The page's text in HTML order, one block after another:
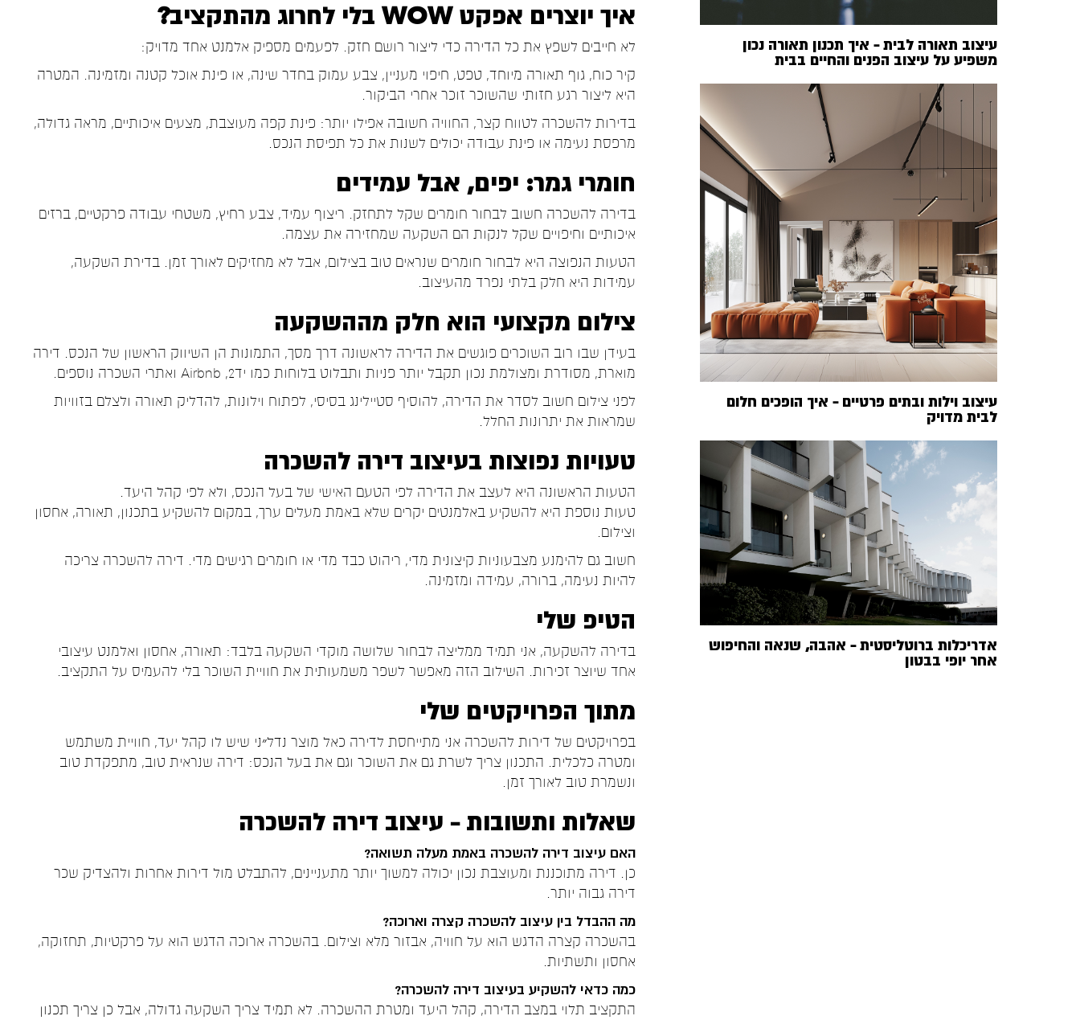
עיצוב תאורה לבית – איך תכנון תאורה נכון
משפיע על עיצוב הפנים והחיים בבית
עיצוב וילות ובתים פרטיים – איך הופכים חלום
לבית מדויק
אדריכלות ברוטליסטית – אהבה, שנאה והחיפוש
אחר יופי בבטון
איך יוצרים אפקט WOW בלי לחרוג מהתקציב?
לא חייבים לשפץ את כל הדירה כדי ליצור רושם חזק. לפעמים מספיק אלמנט אחד מדויק:
קיר כוח, גוף תאורה מיוחד, טפט, חיפוי מעניין, צבע עמוק בחדר שינה, או פינת אוכל קטנה ומזמינה. המטרה
היא ליצור רגע חזותי שהשוכר זוכר אחרי הביקור.
בדירות להשכרה לטווח קצר, החוויה חשובה אפילו יותר: פינת קפה מעוצבת, מצעים איכותיים, מראה גדולה,
מרפסת נעימה או פינת עבודה יכולים לשנות את כל תפיסת הנכס.
חומרי גמר: יפים, אבל עמידים
בדירה להשכרה חשוב לבחור חומרים שקל לתחזק. ריצוף עמיד, צבע רחיץ, משטחי עבודה פרקטיים, ברזים
איכותיים וחיפויים שקל לנקות הם השקעה שמחזירה את עצמה.
הטעות הנפוצה היא לבחור חומרים שנראים טוב בצילום, אבל לא מחזיקים לאורך זמן. בדירת השקעה,
עמידות היא חלק בלתי נפרד מהעיצוב.
צילום מקצועי הוא חלק מההשקעה
בעידן שבו רוב השוכרים פוגשים את הדירה לראשונה דרך מסך, התמונות הן השיווק הראשון של הנכס. דירה
מוארת, מסודרת ומצולמת נכון תקבל יותר פניות ותבלוט בלוחות כמו יד2, Airbnb ואתרי השכרה נוספים.
לפני צילום חשוב לסדר את הדירה, להוסיף סטיילינג בסיסי, לפתוח וילונות, להדליק תאורה ולצלם בזוויות
שמראות את יתרונות החלל.
טעויות נפוצות בעיצוב דירה להשכרה
הטעות הראשונה היא לעצב את הדירה לפי הטעם האישי של בעל הנכס, ולא לפי קהל היעד.
טעות נוספת היא להשקיע באלמנטים יקרים שלא באמת מעלים ערך, במקום להשקיע בתכנון, תאורה, אחסון
וצילום.
חשוב גם להימנע מצבעוניות קיצונית מדי, ריהוט כבד מדי או חומרים רגישים מדי. דירה להשכרה צריכה
להיות נעימה, ברורה, עמידה ומזמינה.
הטיפ שלי
בדירה להשקעה, אני תמיד ממליצה לבחור שלושה מוקדי השקעה בלבד: תאורה, אחסון ואלמנט עיצובי
אחד שיוצר זכירות. השילוב הזה מאפשר לשפר משמעותית את חוויית השוכר בלי להעמיס על התקציב.
מתוך הפרויקטים שלי
בפרויקטים של דירות להשכרה אני מתייחסת לדירה כאל מוצר נדל״ני שיש לו קהל יעד, חוויית משתמש
ומטרה כלכלית. התכנון צריך לשרת גם את השוכר וגם את בעל הנכס: דירה שנראית טוב, מתפקדת טוב
ונשמרת טוב לאורך זמן.
שאלות ותשובות – עיצוב דירה להשכרה
האם עיצוב דירה להשכרה באמת מעלה תשואה?
כן. דירה מתוכננת ומעוצבת נכון יכולה למשוך יותר מתעניינים, להתבלט מול דירות אחרות ולהצדיק שכר
דירה גבוה יותר.
מה ההבדל בין עיצוב להשכרה קצרה וארוכה?
בהשכרה קצרה הדגש הוא על חוויה, אבזור מלא וצילום. בהשכרה ארוכה הדגש הוא על פרקטיות, תחזוקה,
אחסון ותשתיות.
כמה כדאי להשקיע בעיצוב דירה להשכרה?
התקציב תלוי במצב הדירה, קהל היעד ומטרת ההשכרה. לא תמיד צריך השקעה גדולה, אבל כן צריך תכנון